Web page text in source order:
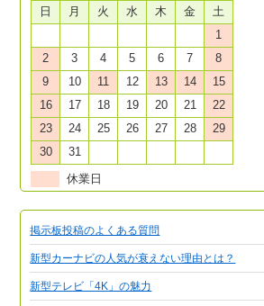
日
月 火 水 木 金
土
1
2
3 4 5 6 7
8
9
10 11 12 13 14
15
16
17 18 19 20 21
22
23
24 25 26 27 28
29
30
31
休業日
掲示板投稿のよくある質問
新型カーナビの人気が衰えない理由とは？
新型テレビ「4K」の魅力